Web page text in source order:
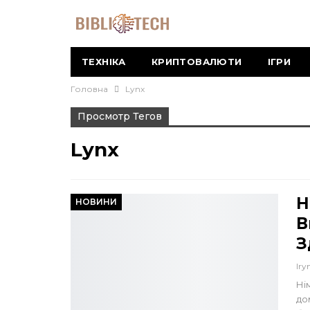
ТЕХНІКА КРИПТОВАЛЮТИ ІГРИ
Головна Lynx
Просмотр Тегов
Lynx
НОВИНИ